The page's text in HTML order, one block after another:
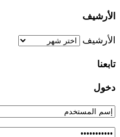
الأرشيف
الأرشيف
تابعنا
دخول